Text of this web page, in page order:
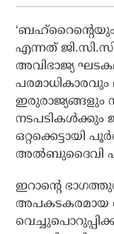
എന്നത്
അവിഭാജ്യ
പരമാധികാരവും
ഇരുരാജ്യങ്ങളും
നടപടികൾക്കും
ഒറ്റക്കെട്ടായി
അൽബുദൈവി
ഇറാന്റെ
അപകടകരമായ